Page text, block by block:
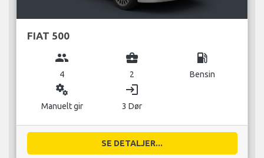
FIAT 500
group
4
business_center
2
local_gas_station
Bensin
miscellaneous_services
Manuelt gir
login
3 Dør
SE DETALJER...